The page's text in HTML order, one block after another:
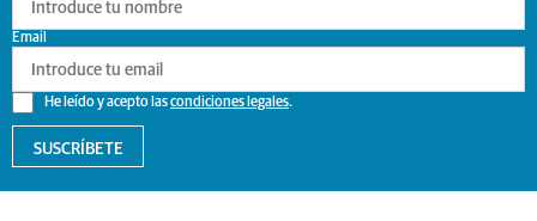
He leído y acepto lascondiciones legales.
Email
SUSCRÍBETE